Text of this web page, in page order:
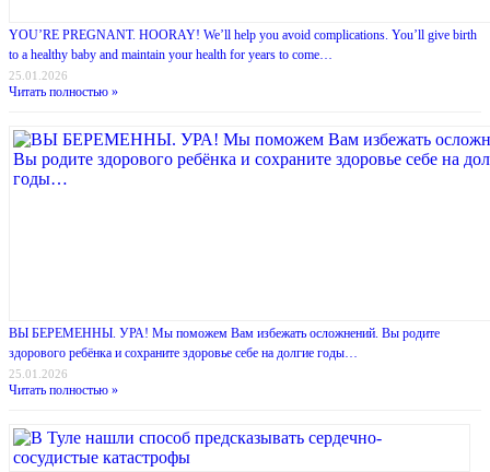
YOU’RE PREGNANT. HOORAY! We’ll help you avoid complications. You’ll give birth
to a healthy baby and maintain your health for years to come…
25.01.2026
Читать полностью »
ВЫ БЕРЕМЕННЫ. УРА! Мы поможем Вам избежать осложнений. Вы родите
здорового ребёнка и сохраните здоровье себе на долгие годы…
25.01.2026
Читать полностью »